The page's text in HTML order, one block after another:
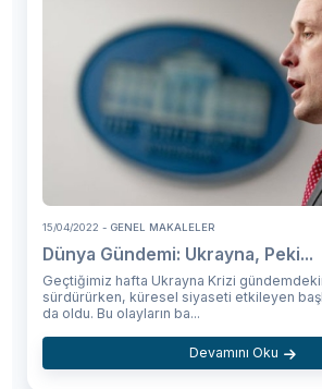
15/04/2022 - GENEL MAKALELER
Dünya Gündemi: Ukrayna, Peki...
Geçtiğimiz hafta Ukrayna Krizi
sürdürürken, küresel siyaseti etkileyen
da oldu. Bu olayların ba...
Devamını Oku